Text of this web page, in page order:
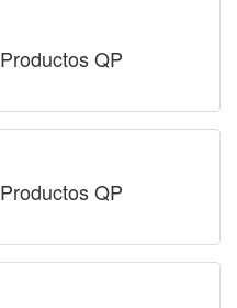
Productos QP
Productos QP